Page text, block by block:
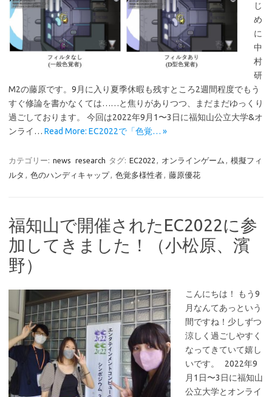
じ
め
に
中
村
研
M2の藤原です。9月に入り夏季休暇も残すところ2週間程度でもう
すぐ修論を書かなくては……と焦りがありつつ、まだまだゆっくり
過ごしております。 今回は2022年9月1〜3日に福知山公立大学&オ
ンライ… Read More: EC2022で「色覚… »
カテゴリー: news research タグ: EC2022 , オンラインゲーム , 模擬フィ
ルタ , 色のハンディキャップ, 色覚多様性者, 藤原優花
福知山で開催されたEC2022に参
加してきました！（小松原、濱
野）
こんにちは！ もう9
月なんてあっという
間ですね！少しずつ
涼しく過ごしやすく
なってきていて嬉し
いです。 2022年9
月1日〜3日に福知山
公立大学とオンライ